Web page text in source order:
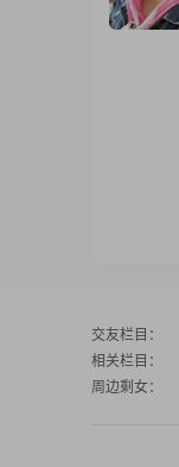
交友栏目：
相关栏目：
周边剩女：